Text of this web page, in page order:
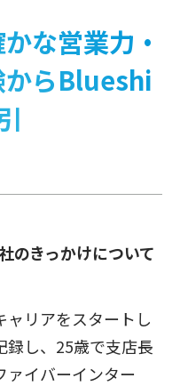
な営業力・
らBlueshi
のきっかけについて
ャリアをスタートし
録し、25歳で支店長
ァイバーインター